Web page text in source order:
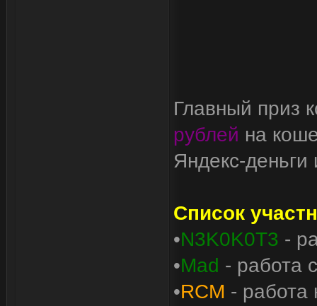
Главный приз
рублей на
Яндекс-
Список
•N3K0K0T3 -
•Mad - работа
•RCM - работа